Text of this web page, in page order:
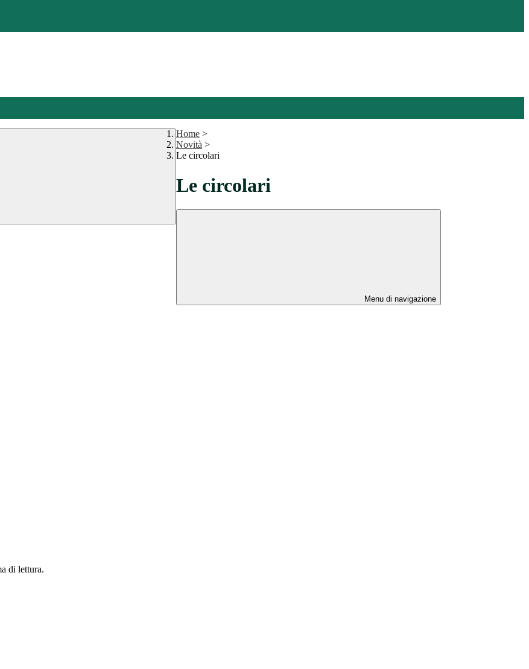
Home >
Novità >
Le circolari
Le circolari
Menu di navigazione
di lettura.